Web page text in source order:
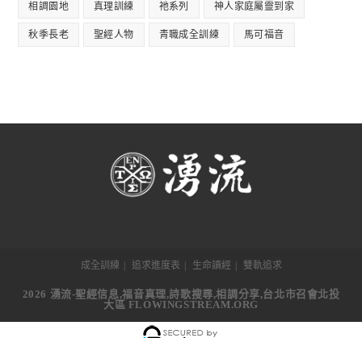
相調園地 真理訓練 祂系列 神人家庭屬靈到家
秋季長老 聖經人物 青職成全訓練 馬可福音
成全訓練 追求進度表 生命讀經 雙軌追求
2026 湧流-聖經信息,福音真理,詩歌搜尋,相調分享,台北市召會北投
大區 FLOWINGSTREAM.ORG